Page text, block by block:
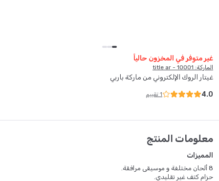
غير متوفر في المخزون حالياً
الماركة: 10001 - title ar
غيتار الروك الإلكتروني من ماركة باربي
4.0
1 تقييم
معلومات المنتج
المميزات
8 ألحان مختلفة و موسيقى مرافقة.
حزام كتف غير تقليدي.